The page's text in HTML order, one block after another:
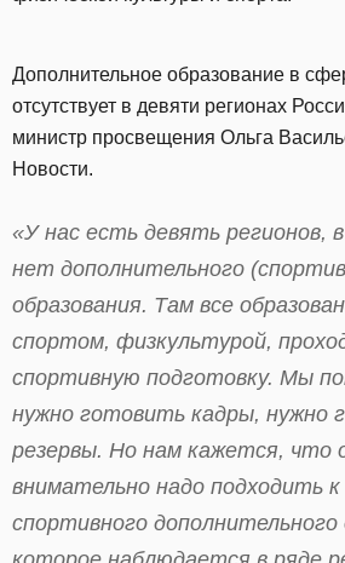
Дополнительное образование в
отсутствует в девяти регионах
министр просвещения Ольга
Новости.
«У нас есть девять регионов,
нет дополнительного
образования. Там все
спортом, физкультурой,
спортивную подготовку. Мы
нужно готовить кадры, нужно
резервы. Но нам кажется, что
внимательно надо подходить
спортивного дополнительного